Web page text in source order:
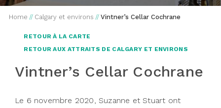
Home // Calgary et environs // Vintner’s Cellar Cochrane
RETOUR À LA CARTE
RETOUR AUX ATTRAITS DE CALGARY ET ENVIRONS
Vintner’s Cellar Cochrane
Le 6 novembre 2020, Suzanne et Stuart ont